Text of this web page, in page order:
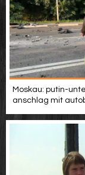
Informationen
Werbung
Video suchen
Moskau: putin-
anschlag mit